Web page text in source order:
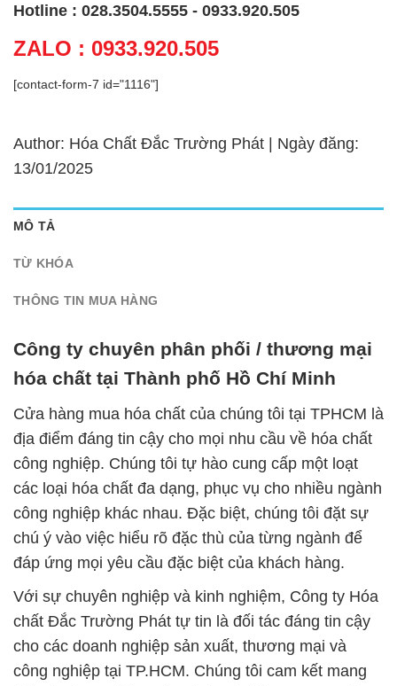
Hotline : 028.3504.5555 - 0933.920.505
ZALO : 0933.920.505
[contact-form-7 id="1116"]
Author: Hóa Chất Đắc Trường Phát | Ngày đăng:
13/01/2025
MÔ TẢ
TỪ KHÓA
THÔNG TIN MUA HÀNG
Công ty chuyên phân phối / thương mại
hóa chất tại Thành phố Hồ Chí Minh
Cửa hàng mua hóa chất của chúng tôi tại TPHCM là
địa điểm đáng tin cậy cho mọi nhu cầu về hóa chất
công nghiệp. Chúng tôi tự hào cung cấp một loạt
các loại hóa chất đa dạng, phục vụ cho nhiều ngành
công nghiệp khác nhau. Đặc biệt, chúng tôi đặt sự
chú ý vào việc hiểu rõ đặc thù của từng ngành để
đáp ứng mọi yêu cầu đặc biệt của khách hàng.
Với sự chuyên nghiệp và kinh nghiệm, Công ty Hóa
chất Đắc Trường Phát tự tin là đối tác đáng tin cậy
cho các doanh nghiệp sản xuất, thương mại và
công nghiệp tại TP.HCM. Chúng tôi cam kết mang